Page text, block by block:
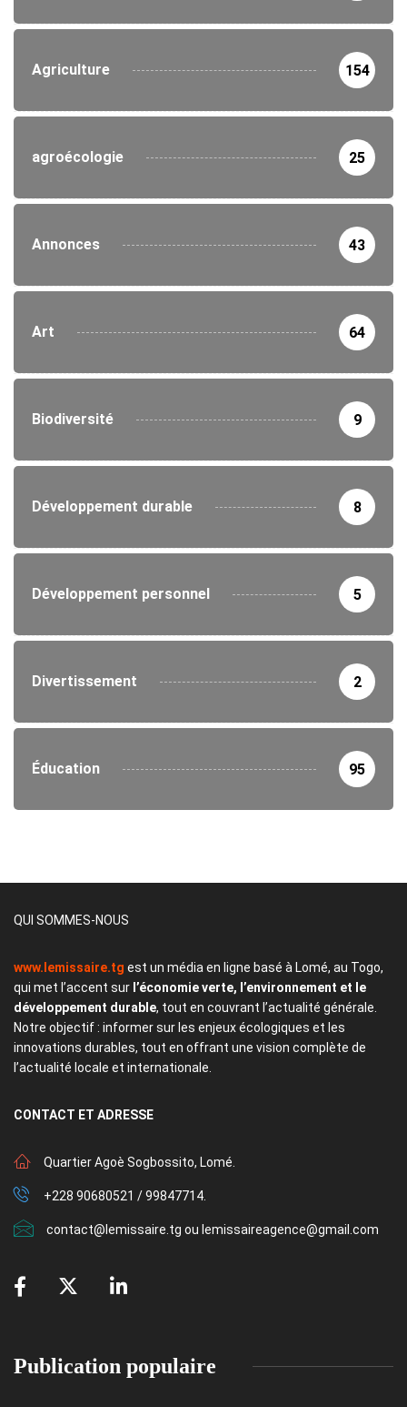
Agriculture 154
agroécologie 25
Annonces 43
Art 64
Biodiversité 9
Développement durable 8
Développement personnel 5
Divertissement 2
Éducation 95
QUI SOMMES-NOUS
www.lemissaire.tg est un média en ligne basé à Lomé, au Togo,
qui met l’accent sur l’économie verte, l’environnement et le
développement durable, tout en couvrant l’actualité générale.
Notre objectif : informer sur les enjeux écologiques et les
innovations durables, tout en offrant une vision complète de
l’actualité locale et internationale.
CONTACT ET ADRESSE
Quartier Agoè Sogbossito, Lomé.
+228 90680521 / 99847714.
contact@lemissaire.tg ou lemissaireagence@gmail.com
Publication populaire